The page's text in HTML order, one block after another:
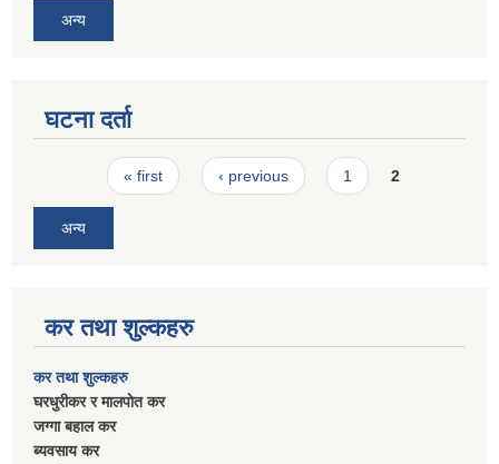
अन्य
घटना दर्ता
Pages« first ‹ previous 1 2
अन्य
कर तथा शुल्कहरु
कर तथा शुल्कहरु
घरधुरीकर र मालपाेत कर
जग्गा बहाल कर
ब्यवसाय कर